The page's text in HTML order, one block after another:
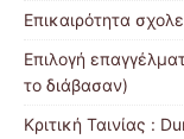
Επικαιρότητα
Επιλογή
το διάβασαν)
Κριτική Ταινίας :